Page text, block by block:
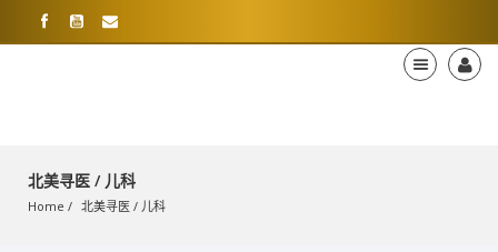
北美寻医 / 儿科
Home 北美寻医 / 儿科